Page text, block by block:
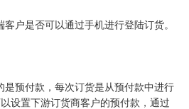
户是否可以通过手机进行登陆订货。
是预付款，每次订货是从预付款中进行
设置下游订货商客户的预付款，通过